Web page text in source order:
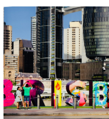
会員メニュー
今月のプレゼント
ショップ情報
湘南
千葉北
伊豆
千葉南
ウラナミ
お知らせ
その他
ルール＆How to
VOTE!